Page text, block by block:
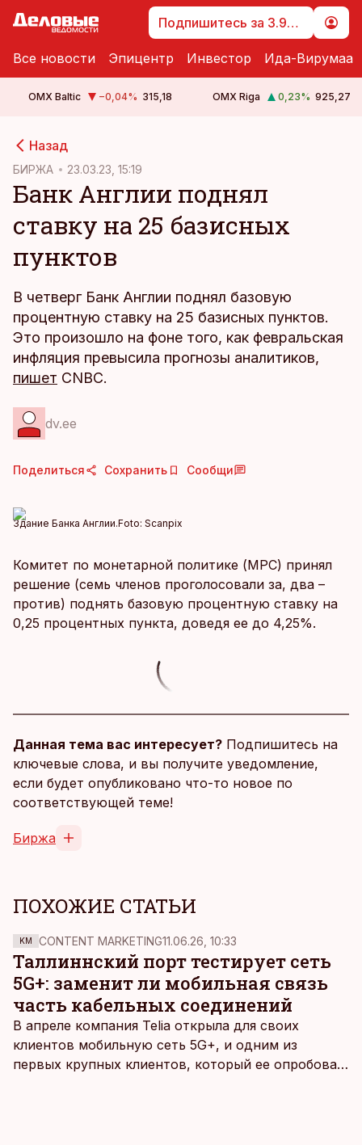
Подпишитесь за 3.99 €
Все новости Эпицентр Инвестор Ида-Вирумаа
OMX Baltic −0,04% 315,18 OMX Riga 0,23% 925,27
Назад
БИРЖА 23.03.23, 15:19
Банк Англии поднял
ставку на 25 базисных
пунктов
В четверг Банк Англии поднял базовую
процентную ставку на 25 базисных пунктов.
Это произошло на фоне того, как февральская
инфляция превысила прогнозы аналитиков,
пишет CNBC.
dv.ee
Поделиться Сохранить Сообщи
Здание Банка Англии.Foto: Scanpix
Комитет по монетарной политике (MPC) принял
решение (семь членов проголосовали за, два –
против) поднять базовую процентную ставку на
0,25 процентных пункта, доведя ее до 4,25%.
Данная тема вас интересует? Подпишитесь на
ключевые слова, и вы получите уведомление,
если будет опубликовано что-то новое по
соответствующей теме!
Биржа
ПОХОЖИЕ СТАТЬИ
KM CONTENT MARKETING11.06.26, 10:33
Таллиннский порт тестирует сеть
5G+: заменит ли мобильная связь
часть кабельных соединений
В апреле компания Telia открыла для своих
клиентов мобильную сеть 5G+, и одним из
первых крупных клиентов, который ее опробовал,